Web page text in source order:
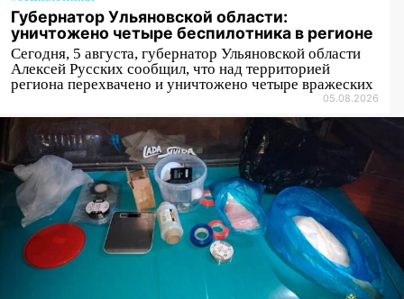
ульяновский пенсионер отдал деньги
курьеру мошенников
13:16 На Московском шоссе Opel не
уступил дорогу и столкнулся с Kia:
13:01 В Засвияжье Skoda сбила
женщину на пешеходном переходе
12:49 В Заволжье Hyundai сбил 68-
летнюю женщину на пешеходном
переходе
12:40
В Новой Малыкле Mitsubishi сбил
велосипедиста на перекрёстке
Губернатор Ульяновской области:
уничтожено четыре беспилотника в регионе
Сегодня, 5 августа, губернатор Ульяновской области
Алексей Русских сообщил, что над территорией
региона перехвачено и уничтожено четыре вражеских
05.08.2026